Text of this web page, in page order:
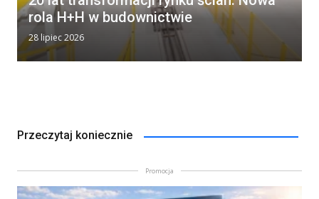
rola H+H w budownictwie
28 lipiec 2026
Przeczytaj koniecznie
Promocja